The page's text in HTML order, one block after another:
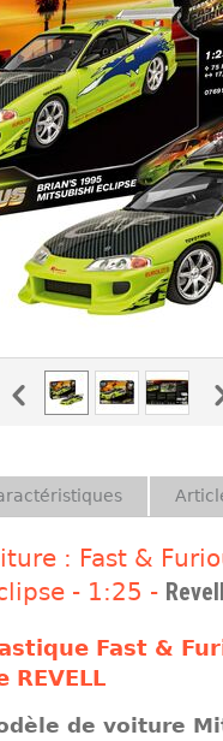
: Fast &
- 1:25 - Revell
Fast &
REVELL
de voiture